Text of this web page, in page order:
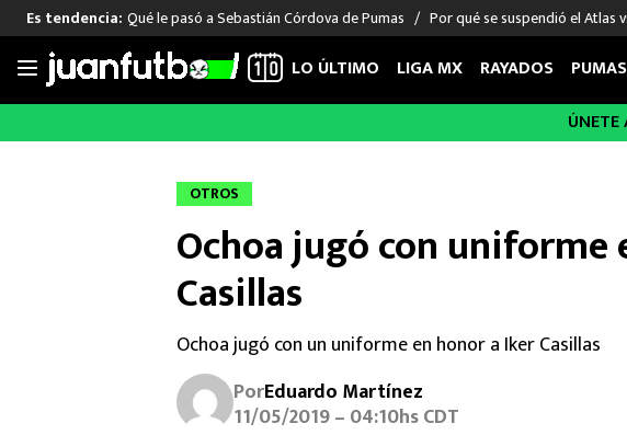
Saltar
Es tendencia: Qué le pasó a Sebastián Córdova de Pumas Por qué se suspendió el Atlas
LIGA MX
Chivas de Guadalajara
Liga MX Femenil
FUT INTERNACIONAL
Las Noticias
Selección Mexicana
Champions League
Europa League
Real Madrid
Barcelona
MEXICANOS EN EL
Memo Ochoa
Santiago Giménez
LO ÚLTIMO LIGA MX RAYADOS PUMAS
OTROS
Ochoa jugó con uniforme
Casillas
Ochoa jugó con un uniforme en honor a Iker Casillas
PorEduardo Martínez
11/05/2019 – 04:10hs CDT